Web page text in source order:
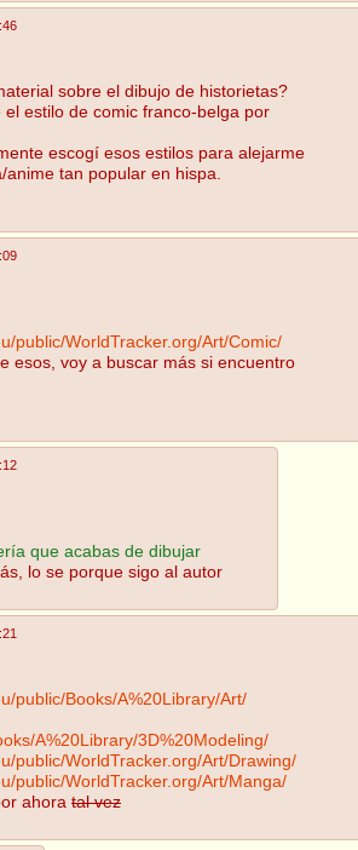
sobre el dibujo de historietas?
el estilo de comic franco-belga por
escogí esos estilos para alejarme
tan popular en hispa.
public/WorldTracker.org/Art/Comic/
esos, voy a buscar más si encuentro
que acabas de dibujar
lo se porque sigo al autor
public/Books/A%20Library/Art/
A%20Library/3D%20Modeling/
public/WorldTracker.org/Art/Drawing/
public/WorldTracker.org/Art/Manga/
ahora tal vez